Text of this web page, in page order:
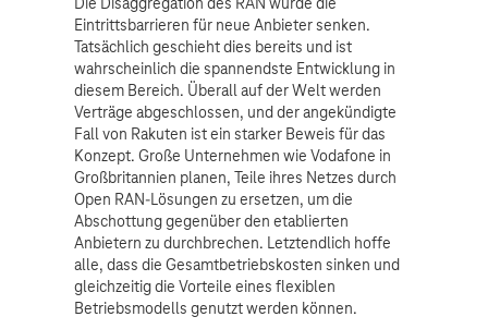
Eintrittsbarrieren für neue Anbieter senken.
Tatsächlich geschieht dies bereits und ist
wahrscheinlich die spannendste Entwicklung in
diesem Bereich. Überall auf der Welt werden
Verträge abgeschlossen, und der angekündigte
Fall von Rakuten ist ein starker Beweis für das
Konzept. Große Unternehmen wie Vodafone in
Großbritannien planen, Teile ihres Netzes durch
Open RAN-Lösungen zu ersetzen, um die
Abschottung gegenüber den etablierten
Anbietern zu durchbrechen. Letztendlich hoffe
alle, dass die Gesamtbetriebskosten sinken und
gleichzeitig die Vorteile eines flexiblen
Betriebsmodells genutzt werden können.